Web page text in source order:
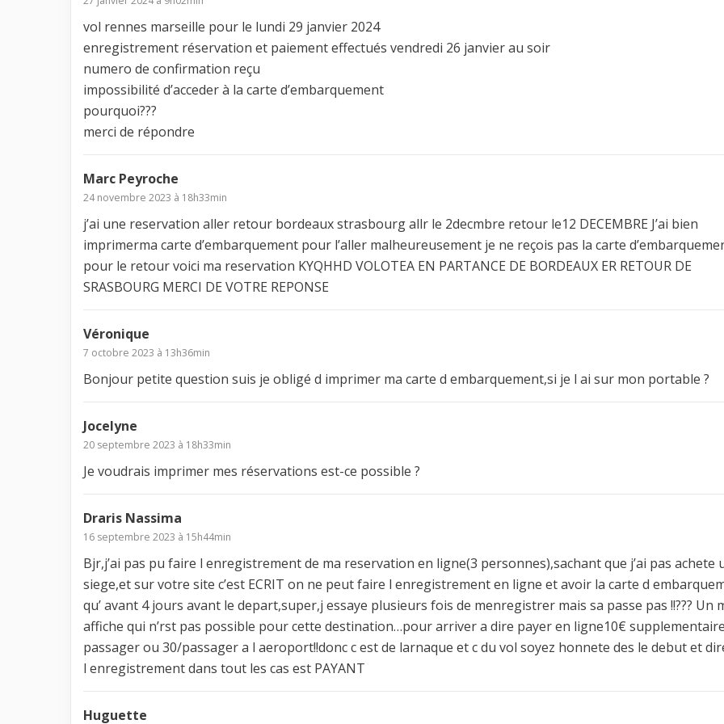
vol rennes marseille pour le lundi 29 janvier 2024
enregistrement réservation et paiement effectués vendredi 26 janvier au soir
numero de confirmation reçu
impossibilité d’acceder à la carte d’embarquement
pourquoi???
merci de répondre
Marc Peyroche
24 novembre 2023 à 18h33min
j’ai une reservation aller retour bordeaux strasbourg allr le 2decmbre retour le12 DECEMBRE J’ai bien
imprimerma carte d’embarquement pour l’aller malheureusement je ne reçois pas la carte
pour le retour voici ma reservation KYQHHD VOLOTEA EN PARTANCE DE BORDEAUX ER RETOUR DE
SRASBOURG MERCI DE VOTRE REPONSE
Véronique
7 octobre 2023 à 13h36min
Bonjour petite question suis je obligé d imprimer ma carte d embarquement,si je l ai sur mon portable ?
Jocelyne
20 septembre 2023 à 18h33min
Je voudrais imprimer mes réservations est-ce possible ?
Draris Nassima
16 septembre 2023 à 15h44min
Bjr,j’ai pas pu faire l enregistrement de ma reservation en ligne(3 personnes),sachant que j’ai pas achete
siege,et sur votre site c’est ECRIT on ne peut faire l enregistrement en ligne et avoir la carte d
qu’ avant 4 jours avant le depart,super,j essaye plusieurs fois de menregistrer mais sa passe pas !!??? Un
affiche qui n’rst pas possible pour cette destination…pour arriver a dire payer en ligne10€
passager ou 30/passager a l aeroport!!donc c est de larnaque et c du vol soyez honnete des le debut et
l enregistrement dans tout les cas est PAYANT
Huguette